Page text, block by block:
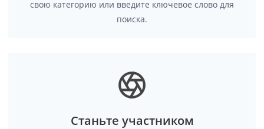
свою категорию или введите ключевое слово для
поиска.
Станьте участником